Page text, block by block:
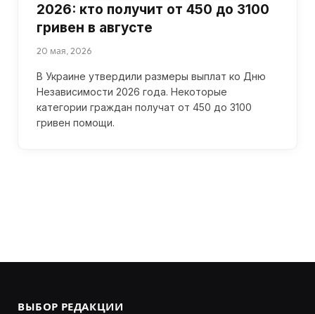
2026: кто получит от 450 до 3100
гривен в августе
20 мая, 2026
В Украине утвердили размеры выплат ко Дню
Независимости 2026 года. Некоторые
категории граждан получат от 450 до 3100
гривен помощи.
ВЫБОР РЕДАКЦИИ